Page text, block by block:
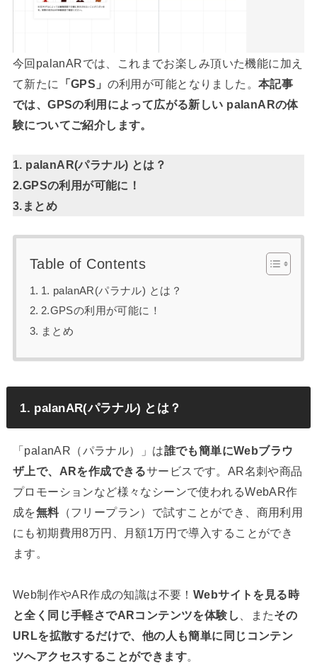
今回palanARでは、これまでお楽しみ頂いた機能に加え
て新たに
「GPS」 の利用が可能となりました。 本記事
では、GPSの利用によって広がる新しい palanARの体
験についてご紹介します。
1. palanAR(パラナル) とは？
2.GPSの利用が可能に！
3.まとめ
Table of Contents
1. palanAR(パラナル) とは？
2.GPSの利用が可能に！
まとめ
1. palanAR(パラナル) とは？
「palanAR（パラナル）」は誰でも簡単にWebブラウ
ザ上で、ARを作成できるサービスです。AR名刺や商品
プロモーションなど様々なシーンで使われるWebAR作
成を無料（フリープラン）で試すことができ、商用利用
にも初期費用8万円、月額1万円で導入することができ
ます。
Web制作やAR作成の知識は不要！ Webサイトを見る時
と全く同じ手軽さでARコンテンツを体験し
、またその
URLを拡散するだけで、他の人も簡単に同じコンテン
ツへアクセスすることができます。